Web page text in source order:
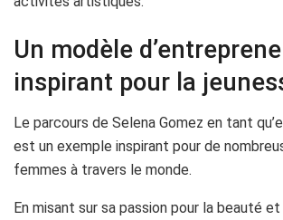
Un modèle
inspirant pour la
Le parcours de Selena Gomez en tant
est un exemple inspirant pour de
femmes à travers le monde.
En misant sur sa passion pour la beauté